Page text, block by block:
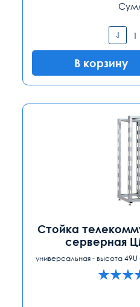
В корзину
Стойка
серверная
универсальная - высота